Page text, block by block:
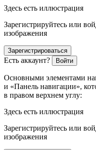
Здесь есть иллюстрация
Зарегистрируйтесь или
изображения
Зарегистрироваться
Есть аккаунт? Войти
Основными элементами
и «Панель навигации»,
в правом верхнем углу:
Здесь есть иллюстрация
Зарегистрируйтесь или
изображения